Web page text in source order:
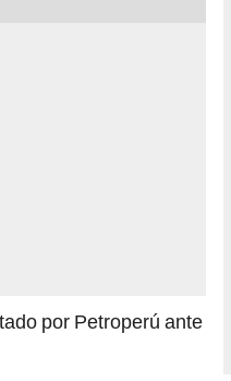
por Petroperú ante